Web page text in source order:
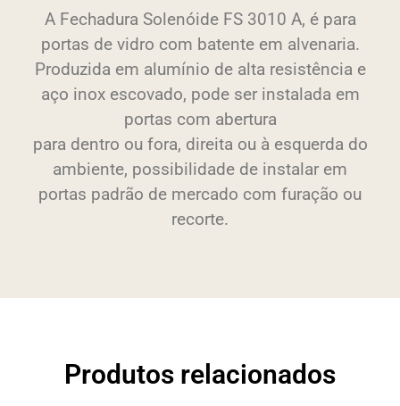
A Fechadura Solenóide FS 3010 A, é para
portas de vidro com batente em alvenaria.
Produzida em alumínio de alta resistência e
aço inox escovado, pode ser instalada em
portas com abertura
para dentro ou fora, direita ou à esquerda do
ambiente, possibilidade de instalar em
portas padrão de mercado com furação ou
recorte.
Produtos relacionados